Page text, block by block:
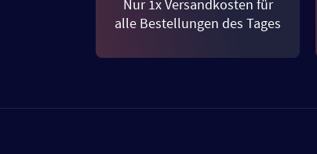
Nur 1x Versandkosten für
alle Bestellungen des Tages